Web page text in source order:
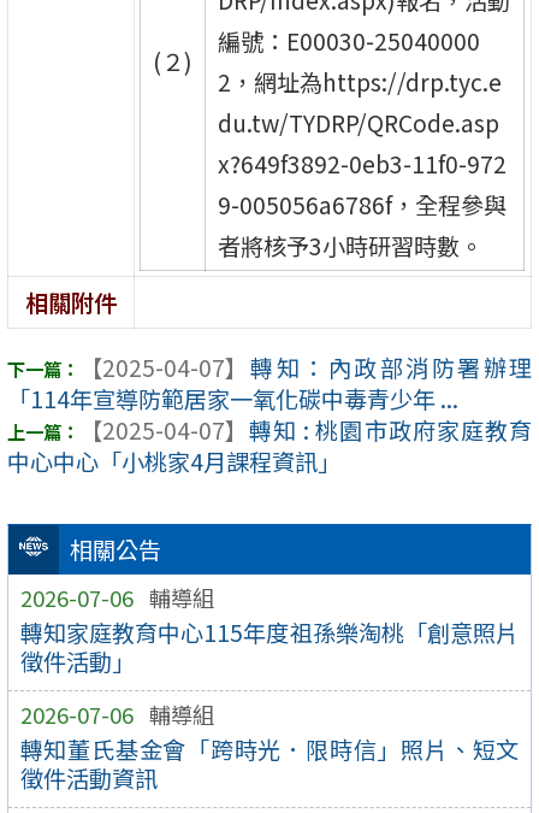
相關公告
2026-07-06 輔導組
轉知家庭教育中心115年度祖孫樂淘桃「創意照片
徵件活動」
2026-07-06 輔導組
轉知董氏基金會「跨時光．限時信」照片、短文
徵件活動資訊
(２)
編號：E00030-25040000
2，網址為https://drp.tyc.e
du.tw/TYDRP/QRCode.asp
x?649f3892-0eb3-11f0-972
9-005056a6786f，全程參與
者將核予3小時研習時數。
相關附件
【2025-04-07】 轉知：內政部消防署辦理
「114年宣導防範居家一氧化碳中毒青少年 ...
【2025-04-07】 轉知 : 桃園市政府家庭教育
中心中心「小桃家4月課程資訊」